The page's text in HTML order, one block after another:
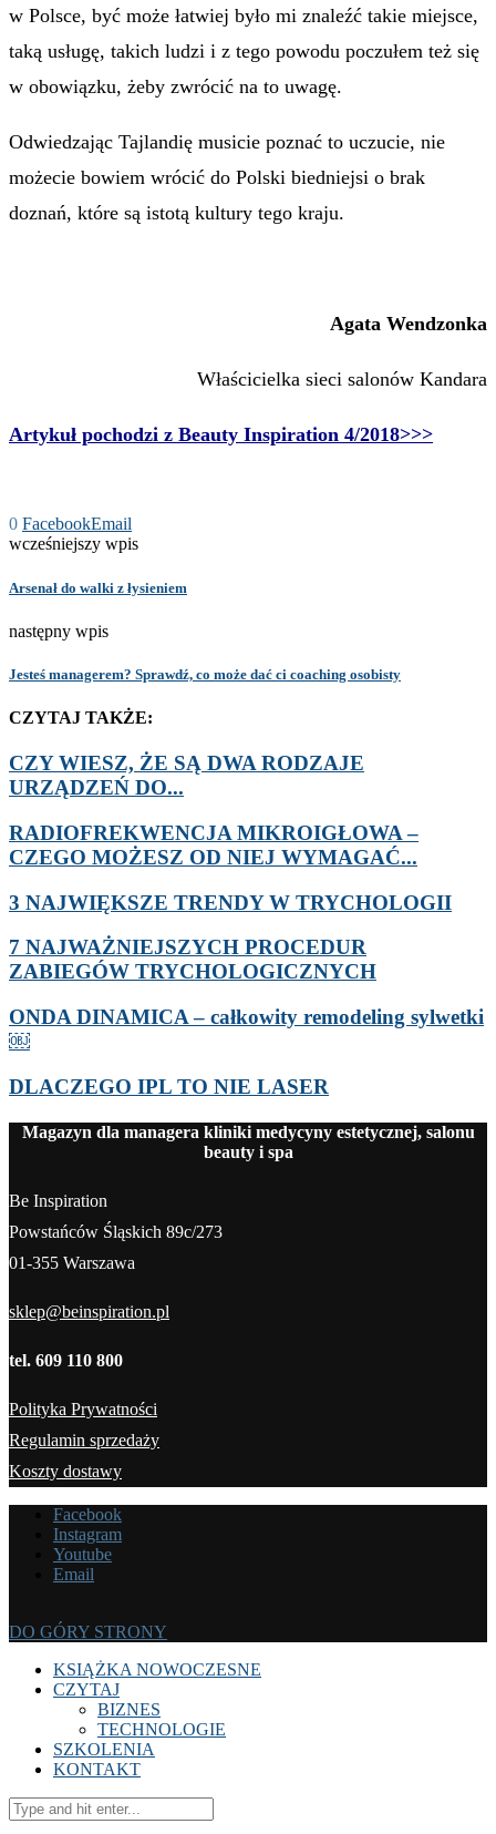
w Polsce, być może łatwiej było mi znaleźć takie miejsce,
taką usługę, takich ludzi i z tego powodu poczułem też się
w obowiązku, żeby zwrócić na to uwagę.
Odwiedzając Tajlandię musicie poznać to uczucie, nie
możecie bowiem wrócić do Polski biedniejsi o brak
doznań, które są istotą kultury tego kraju.
Agata Wendzonka
Właścicielka sieci salonów Kandara
Artykuł pochodzi z Beauty Inspiration 4/2018>>>
0 FacebookEmail
wcześniejszy wpis
Arsenał do walki z łysieniem
następny wpis
Jesteś managerem? Sprawdź, co może dać ci coaching osobisty
CZYTAJ TAKŻE:
CZY WIESZ, ŻE SĄ DWA RODZAJE
URZĄDZEŃ DO...
RADIOFREKWENCJA MIKROIGŁOWA –
CZEGO MOŻESZ OD NIEJ WYMAGAĆ...
3 NAJWIĘKSZE TRENDY W TRYCHOLOGII
7 NAJWAŻNIEJSZYCH PROCEDUR
ZABIEGÓW TRYCHOLOGICZNYCH
ONDA DINAMICA – całkowity remodeling sylwetki
￼
DLACZEGO IPL TO NIE LASER
Magazyn dla managera kliniki medycyny estetycznej, salonu
beauty i spa
Be Inspiration
Powstańców Śląskich 89c/273
01-355 Warszawa
sklep@beinspiration.pl
tel. 609 110 800
Polityka Prywatności
Regulamin sprzedaży
Koszty dostawy
Facebook
Instagram
Youtube
Email
DO GÓRY STRONY
KSIĄŻKA NOWOCZESNE
CZYTAJ
BIZNES
TECHNOLOGIE
SZKOLENIA
KONTAKT